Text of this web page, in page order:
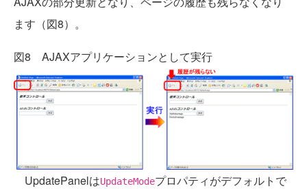
ます（図8）。
図8 AJAXアプリケーションとして実行
UpdatePanelはUpdateModeプロパティがデフォルトで